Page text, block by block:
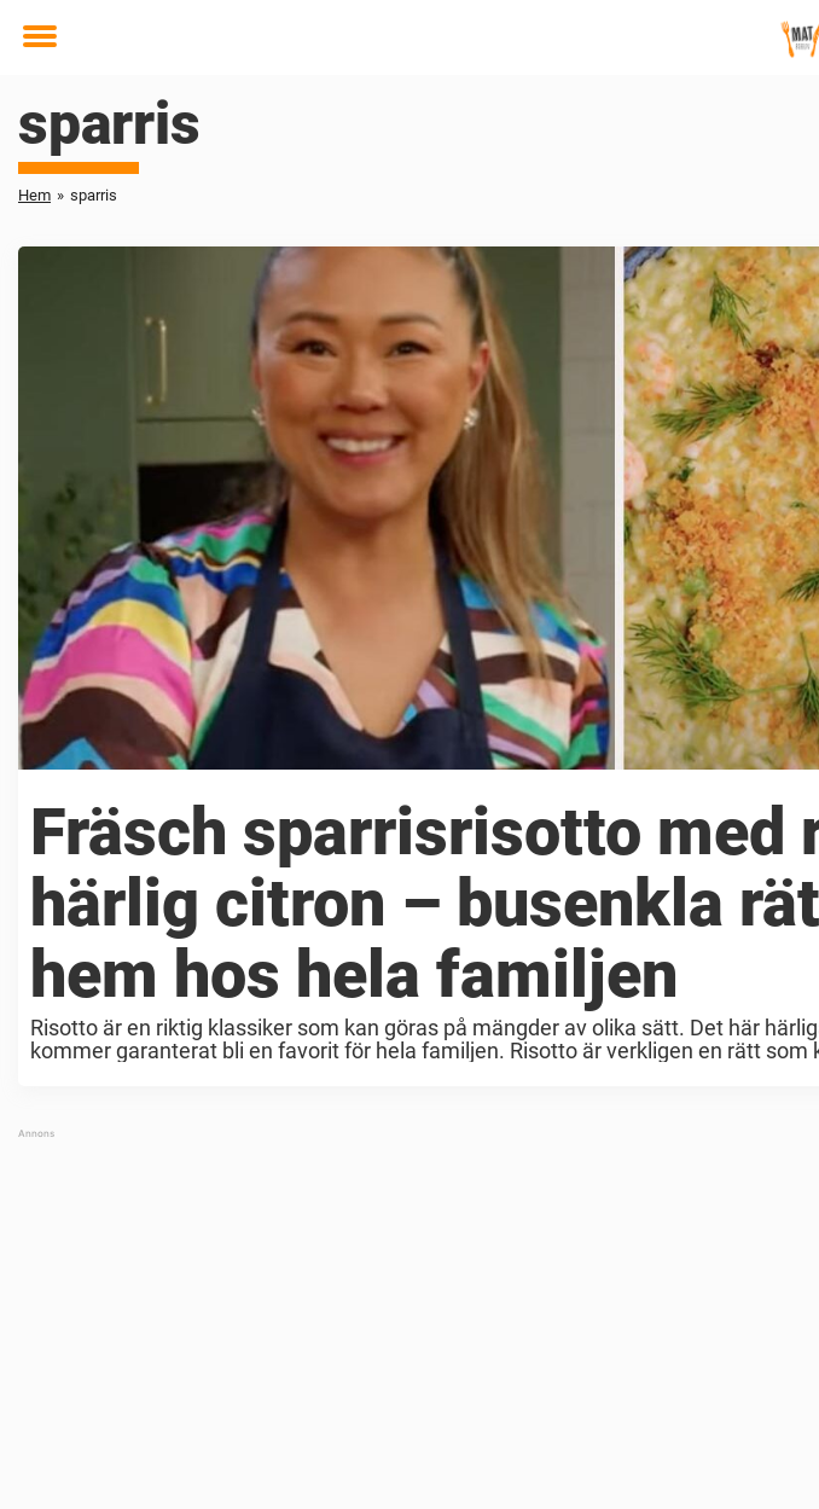
Toggle
sparris
Hem » sparris
Fräsch sparrisrisotto med
härlig citron – busenkla
hem hos hela familjen
Risotto är en riktig klassiker som kan göras på mängder av olika sätt. Det här
kommer garanterat bli en favorit för hela familjen. Risotto är verkligen en rätt som